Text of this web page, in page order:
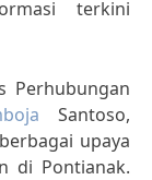
terkini
Perhubungan
Santoso,
upaya
di Pontianak.